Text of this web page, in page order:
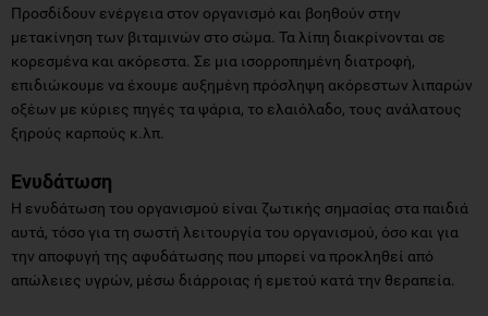
Προσδίδουν ενέργεια στον οργανισμό και βοηθούν στην
μετακίνηση των βιταμινών στο σώμα. Τα λίπη διακρίνονται σε
κορεσμένα και ακόρεστα. Σε μια ισορροπημένη διατροφή,
επιδιώκουμε να έχουμε αυξημένη πρόσληψη ακόρεστων λιπαρών
οξέων με κύριες πηγές τα ψάρια, το ελαιόλαδο, τους ανάλατους
ξηρούς καρπούς κ.λπ.
Ενυδάτωση
Η ενυδάτωση του οργανισμού είναι ζωτικής σημασίας στα παιδιά
αυτά, τόσο για τη σωστή λειτουργία του οργανισμού, όσο και για
την αποφυγή της αφυδάτωσης που μπορεί να προκληθεί από
απώλειες υγρών, μέσω διάρροιας ή εμετού κατά την θεραπεία.